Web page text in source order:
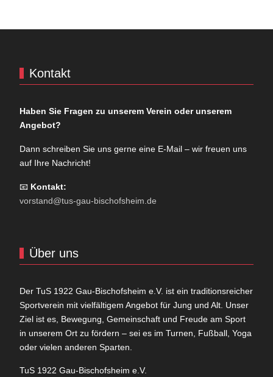
Kontakt
Haben Sie Fragen zu unserem Verein oder unserem
Angebot?
Dann schreiben Sie uns gerne eine E-Mail – wir freuen uns
auf Ihre Nachricht!
📧 Kontakt:
vorstand@tus-gau-bischofsheim.de
Über uns
Der TuS 1922 Gau-Bischofsheim e.V. ist ein traditionsreicher
Sportverein mit vielfältigem Angebot für Jung und Alt. Unser
Ziel ist es, Bewegung, Gemeinschaft und Freude am Sport
in unserem Ort zu fördern – sei es im Turnen, Fußball, Yoga
oder vielen anderen Sparten.
TuS 1922 Gau-Bischofsheim e.V.